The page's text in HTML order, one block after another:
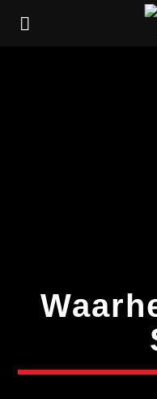
Current track